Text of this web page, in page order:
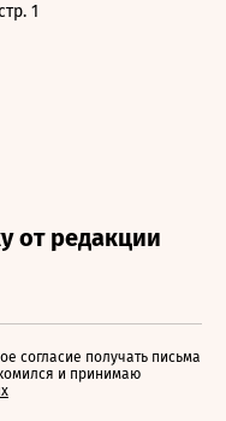
1
согласие получать письма
и принимаю